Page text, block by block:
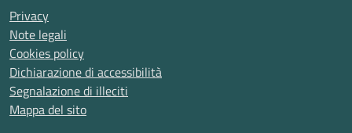
Privacy
Note legali
Cookies policy
Dichiarazione di accessibilità
Segnalazione di illeciti
Mappa del sito